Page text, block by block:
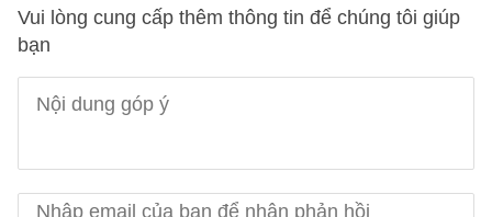
Vui lòng cung cấp thêm thông tin để chúng tôi giúp
bạn